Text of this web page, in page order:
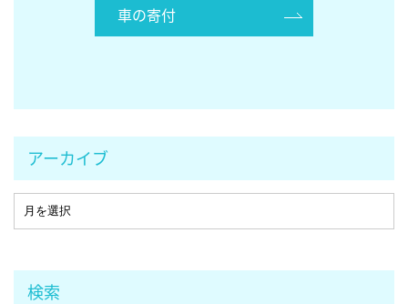
車の寄付
アーカイブ
検索